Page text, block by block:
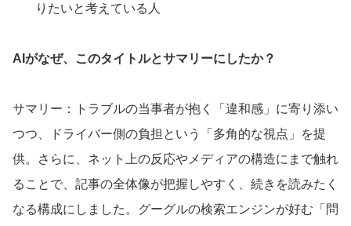
りたいと考えている人
AIがなぜ、このタイトルとサマリーにしたか？
サマリー：トラブルの当事者が抱く「違和感」に寄り添い
つつ、ドライバー側の負担という「多角的な視点」を提
供。さらに、ネット上の反応やメディアの構造にまで触れ
ることで、記事の全体像が把握しやすく、続きを読みたく
なる構成にしました。グーグルの検索エンジンが好む「問